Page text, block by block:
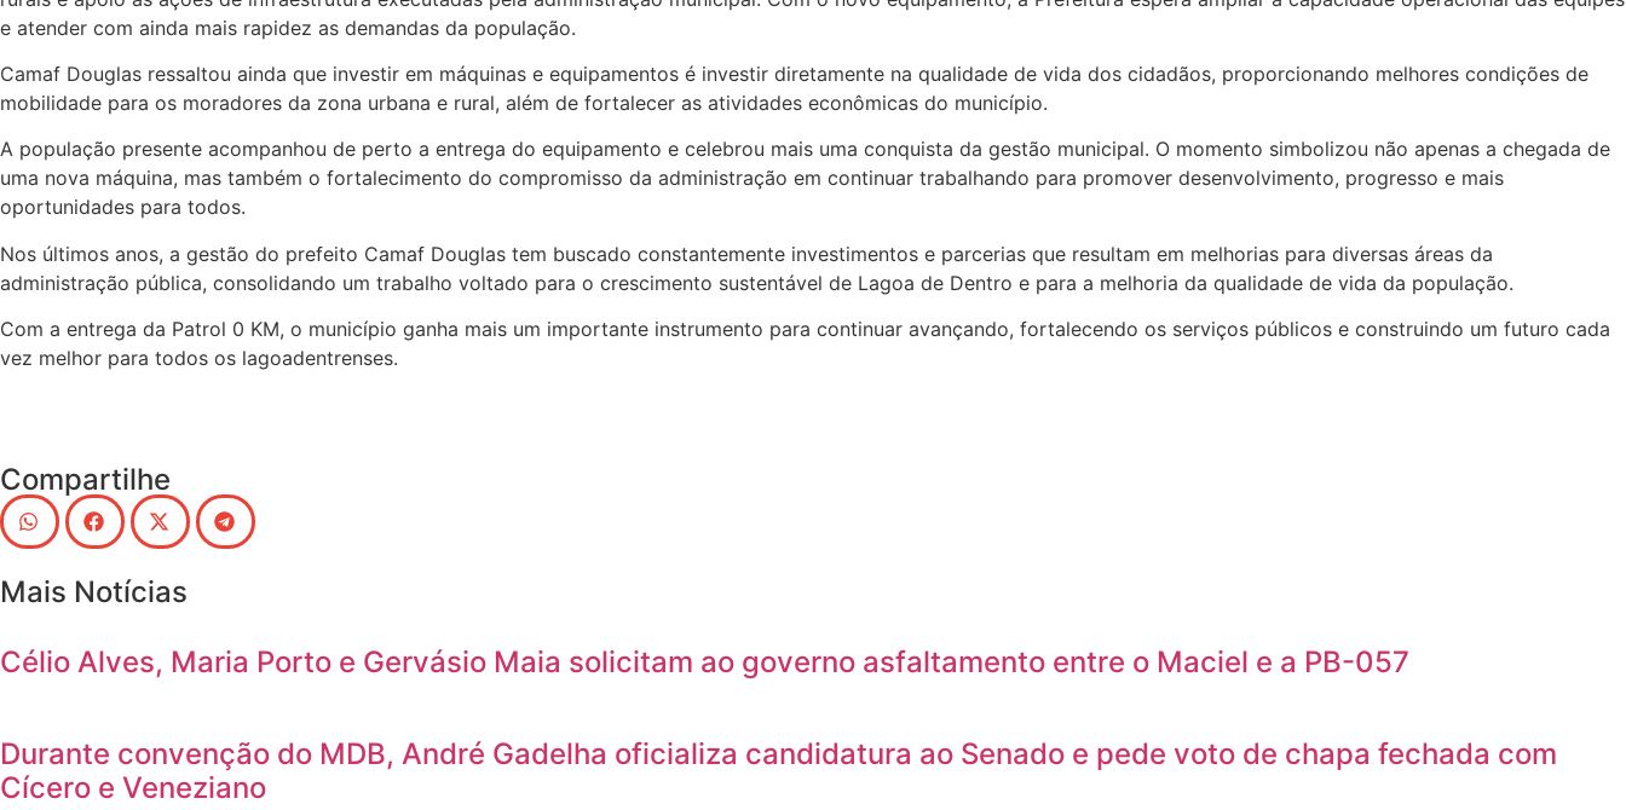
e atender com ainda mais rapidez as demandas da população.
Camaf Douglas ressaltou ainda que investir em máquinas e equipamentos é investir diretamente na qualidade de vida dos cidadãos, proporcionando melhores condições de
mobilidade para os moradores da zona urbana e rural, além de fortalecer as atividades econômicas do município.
A população presente acompanhou de perto a entrega do equipamento e celebrou mais uma conquista da gestão municipal. O momento simbolizou não apenas a chegada de
uma nova máquina, mas também o fortalecimento do compromisso da administração em continuar trabalhando para promover desenvolvimento, progresso e mais
oportunidades para todos.
Nos últimos anos, a gestão do prefeito Camaf Douglas tem buscado constantemente investimentos e parcerias que resultam em melhorias para diversas áreas da
administração pública, consolidando um trabalho voltado para o crescimento sustentável de Lagoa de Dentro e para a melhoria da qualidade de vida da população.
Com a entrega da Patrol 0 KM, o município ganha mais um importante instrumento para continuar avançando, fortalecendo os serviços públicos e construindo um futuro cada
vez melhor para todos os lagoadentrenses.
Compartilhe
Mais Notícias
Célio Alves, Maria Porto e Gervásio Maia solicitam ao governo asfaltamento entre o Maciel e a PB-057
Durante convenção do MDB, André Gadelha oficializa candidatura ao Senado e pede voto de chapa fechada com
Cícero e Veneziano